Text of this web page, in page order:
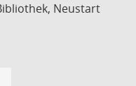
Neustart